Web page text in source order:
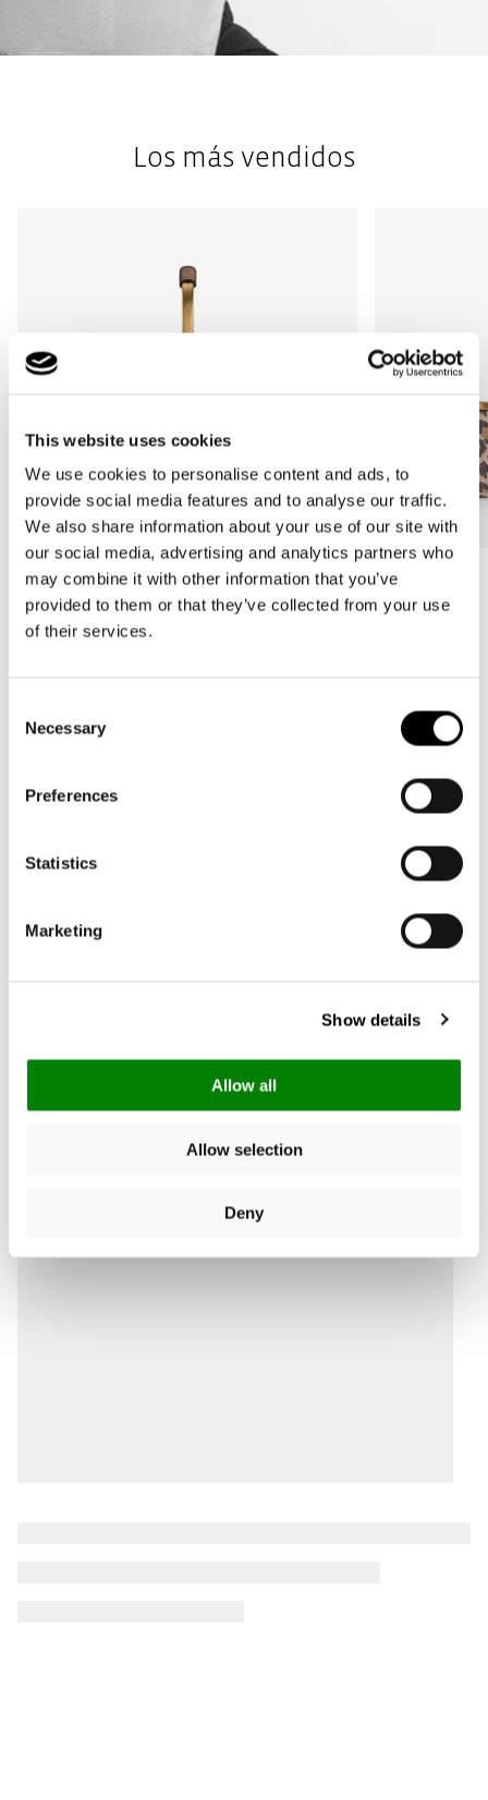
This website uses cookies
We use cookies to personalise content and ads, to
provide social media features and to analyse our traffic.
We also share information about your use of our site with
our social media, advertising and analytics partners who
may combine it with other information that you’ve
provided to them or that they’ve collected from your use
of their services.
Selection
Necessary
Preferences
Statistics
Marketing
Show details
Allow all
Allow selection
Deny
Los más vendidos
Más Vendido
carrybag
leo macchiato
Más Vendido
carrybag XS
Basado en 3 opiniones